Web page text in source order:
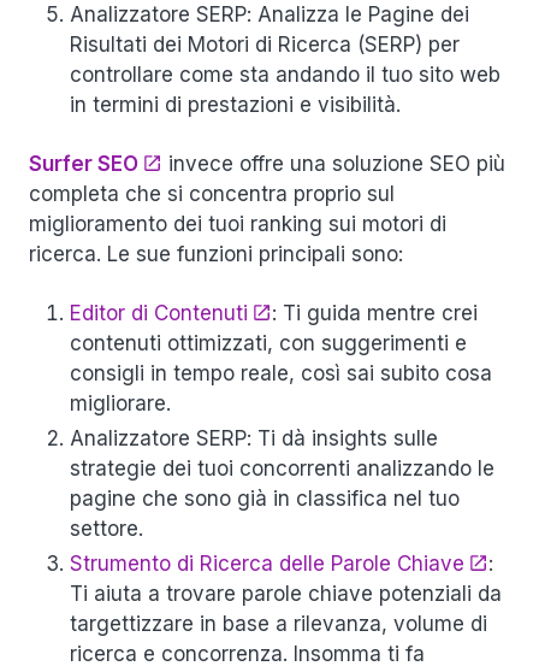
Analizzatore SERP: Analizza le Pagine dei
Risultati dei Motori di Ricerca (SERP) per
controllare come sta andando il tuo sito web
in termini di prestazioni e visibilità.
Surfer SEO
invece offre una soluzione SEO più
completa che si concentra proprio sul
miglioramento dei tuoi ranking sui motori di
ricerca. Le sue funzioni principali sono:
Editor di Contenuti
: Ti guida mentre crei
contenuti ottimizzati, con suggerimenti e
consigli in tempo reale, così sai subito cosa
migliorare.
Analizzatore SERP: Ti dà insights sulle
strategie dei tuoi concorrenti analizzando le
pagine che sono già in classifica nel tuo
settore.
Strumento di Ricerca delle Parole Chiave
:
Ti aiuta a trovare parole chiave potenziali da
targettizzare in base a rilevanza, volume di
ricerca e concorrenza. Insomma ti fa